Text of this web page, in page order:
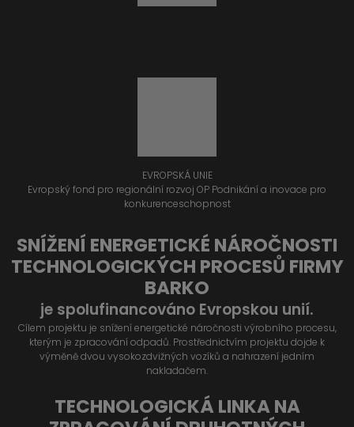
EVROPSKÁ UNIE
Evropský fond pro regionální rozvoj OP Podnikání a inovace pro
konkurenceschopnost
SNÍŽENÍ ENERGETICKÉ NÁROČNOSTI
TECHNOLOGICKÝCH PROCESŮ FIRMY
BARKO
je spolufinancováno Evropskou unií.
Cílem projektu je snížení energetické náročnosti výrobního procesu,
kterým je zpracování odpadů. Prostřednictvím projektu dojde k
výměně dvou vysokozdvižných vozíků a nahrazení jedním
nakladačem.
TECHNOLOGICKÁ LINKA NA